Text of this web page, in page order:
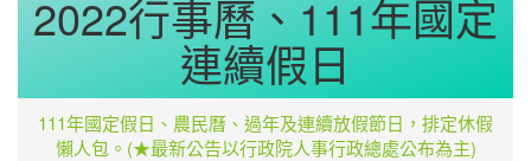
2022行事曆、111年國定
連續假日
111年國定假日、農民曆、過年及連續放假節日，排定休假
懶人包。(★最新公告以行政院人事行政總處公布為主)